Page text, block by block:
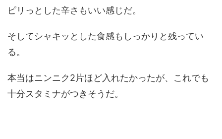
ピリっとした辛さもいい感じだ。
そしてシャキッとした食感もしっかりと残ってい
る。
本当はニンニク2片ほど入れたかったが、これでも
十分スタミナがつきそうだ。